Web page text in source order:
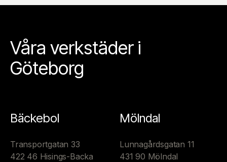
Våra verkstäder i
Göteborg
Bäckebol
Transportgatan 33
422 46 Hisings-Backa
Mölndal
Lunnagårdsgatan 11
431 90 Mölndal